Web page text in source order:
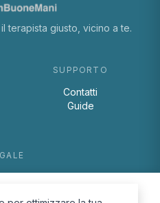
terapista giusto, vicino a te.
SUPPORTO
Contatti
Guide